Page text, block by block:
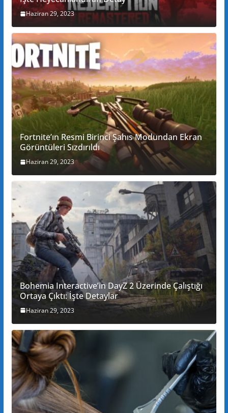
Haziran 29, 2023
Fortnite’ın Resmi Birinci Şahıs Modundan Ekran
Görüntüleri Sızdırıldı
Haziran 29, 2023
Bohemia Interactive’in DayZ 2 Üzerinde Çalıştığı
Ortaya Çıktı: İşte Detaylar
Haziran 29, 2023